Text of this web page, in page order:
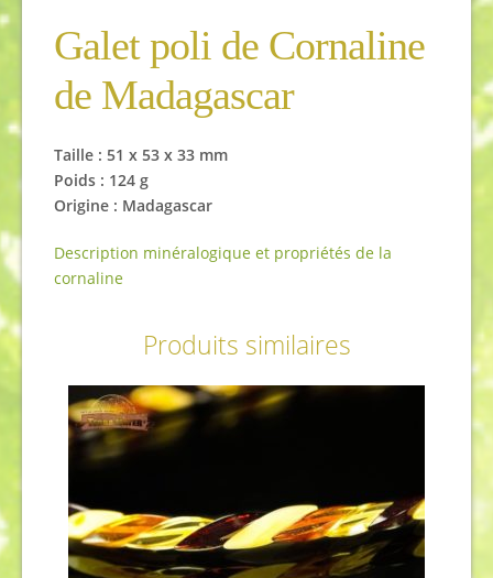
Galet poli de Cornaline
de Madagascar
Taille : 51 x 53 x 33 mm
Poids : 124 g
Origine : Madagascar
Description minéralogique et propriétés de la
cornaline
Produits similaires